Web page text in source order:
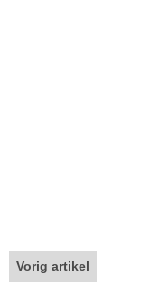
Vorig artikel